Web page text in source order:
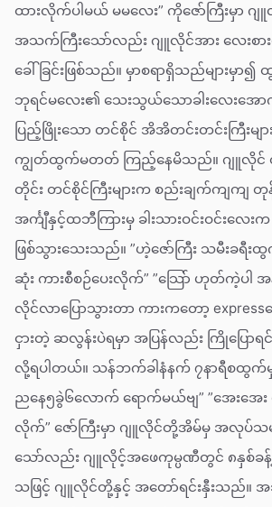
ထားလိုက်ပါမယ် မမလေး” ကိုဇော်ကြီးမှာ
အသက်ကြီးသော်လည်း ဂျူလိုင်အား လေးစား
ခေါ်ခြင်းဖြစ်သည်။ မှာစရာရှိသည်များမှ
ဘုရင်မလေး၏ သေးသွယ်သောခါးလေးအေ
ပြည့်ဖြိုးသော တင်စိုင် အိအိတင်းတင်းကြီးမျာ
ကျွတ်ထွက်မတတ် ကြည့်နေမိသည်။ ဂျူလိုင်
တိုင်း တင်စိုင်ကြီးများက စည်းချက်ကျကျ
အင်္ကျီနှင့်ထဘီကြားမှ ခါးသားဝင်းဝင်း
ဖြစ်သွားသေးသည်။ ”ဟဲ့ဇော်ကြီး သမီးခရီ
ဆုံး ကားစီစဉ်ပေးလိုက်” ”သြော် ဟုတ်ကဲ့ပါ
လိုင်လာပြောသွားတာ ကားကတော့
ငှားတဲ့ ဆလွန်းပဲရမှာ အပြန်လည်း ကြိုပြောရ
လို့ရပါတယ်။ သန်ဘက်ခါနံနက် ၇နာရီစထွ
ညနေ၅ခွဲ၆လောက် ရောက်မယ်ဗျ” ”အေးအေး
လိုက်” ဇော်ကြီးမှာ ဂျူလိုင်တို့အိမ်မှ အလုပ်သ
သော်လည်း ဂျူလိုင့်အဖေကုမ္ပဏီတွင် ၈နှစ်
သဖြင့် ဂျူလိုင်တို့နှင့် အတော်ရင်းနှီးသည်။ အ